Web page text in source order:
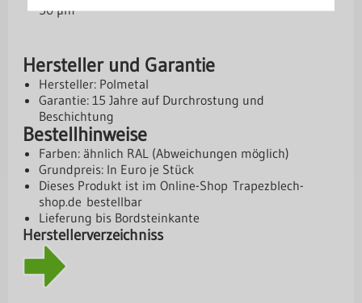
50 µm
Hersteller und Garantie
Hersteller: Polmetal
Garantie: 15 Jahre auf Durchrostung und
Beschichtung
Bestellhinweise
Farben: ähnlich RAL (Abweichungen möglich)
Grundpreis: In Euro je Stück
Dieses Produkt ist im Online-Shop Trapezblech-
shop.de bestellbar
Lieferung bis Bordsteinkante
Herstellerverzeichniss